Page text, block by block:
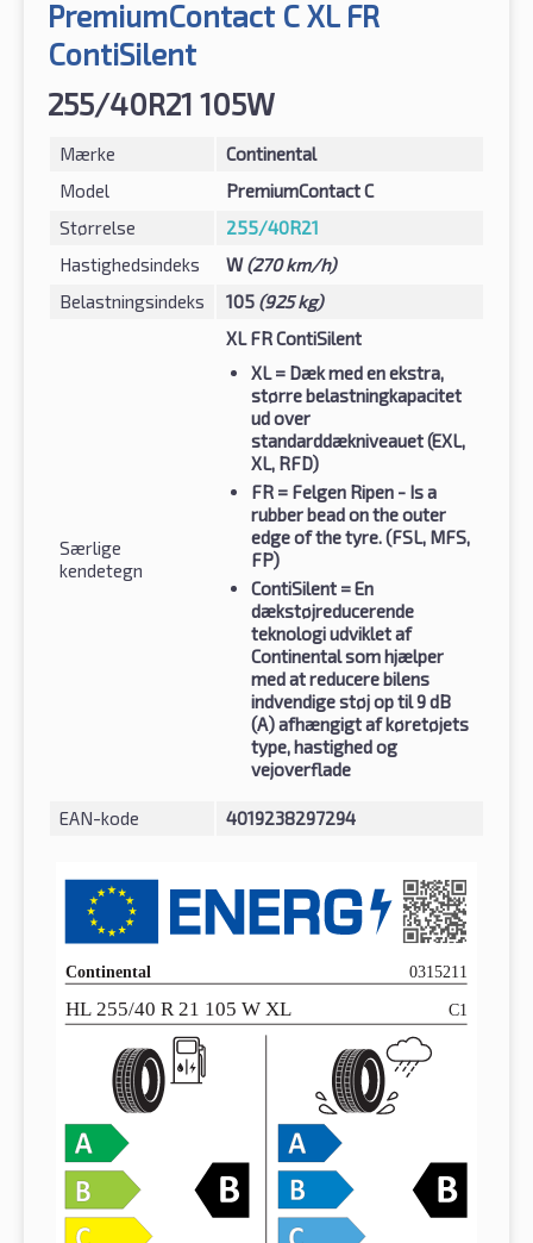
PremiumContact C XL FR
ContiSilent
255/40R21 105W
Mærke
Continental
Model
PremiumContact C
Størrelse
255/40R21
Hastighedsindeks
W(270 km/h)
Belastningsindeks
105 (925 kg)
Særlige
kendetegn
XL FR ContiSilent
XL= Dæk med en ekstra,
større belastningkapacitet
ud over
standarddækniveauet (EXL,
XL, RFD)
FR = Felgen Ripen - Is a
rubber bead on the outer
edge of the tyre. (FSL, MFS,
FP)
ContiSilent = En
dækstøjreducerende
teknologi udviklet af
Continental som hjælper
med at reducere bilens
indvendige støj op til 9 dB
(A) afhængigt af køretøjets
type, hastighed og
vejoverflade
EAN-kode 4019238297294